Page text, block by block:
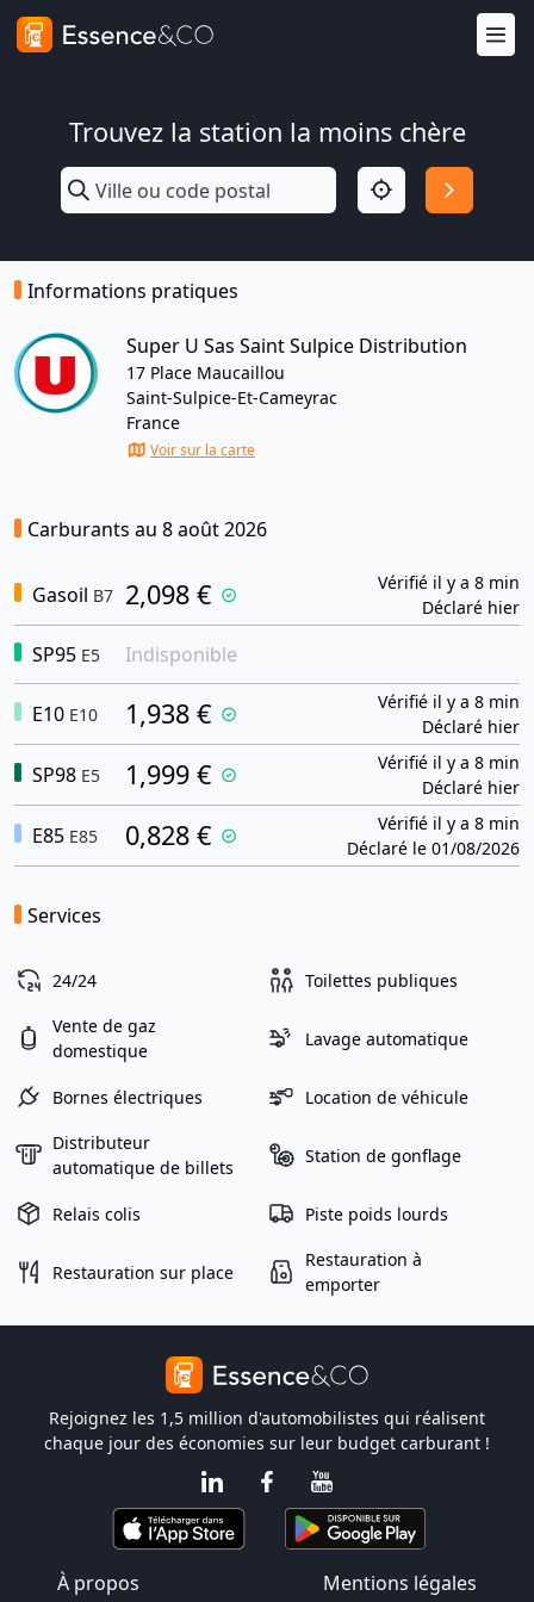
Trouvez la station la moins chère
Informations pratiques
Super U Sas Saint Sulpice Distribution
17 Place Maucaillou
Saint-Sulpice-Et-Cameyrac
France
Voir sur la carte
Carburants au 8 août 2026
Gasoil B7 2,098 €
Vérifié il y a 8 min
Déclaré hier
SP95 E5 Indisponible
E10 E10 1,938 €
Vérifié il y a 8 min
Déclaré hier
SP98 E5 1,999 €
Vérifié il y a 8 min
Déclaré hier
E85 E85 0,828 €
Vérifié il y a 8 min
Déclaré le 01/08/2026
Services
24/24 Toilettes publiques
Vente de gaz
domestique
Lavage automatique
Bornes électriques Location de véhicule
Distributeur
automatique de billets
Station de gonflage
Relais colis Piste poids lourds
Restauration sur place
Restauration à
emporter
Rejoignez les 1,5 million d'automobilistes qui réalisent
chaque jour des économies sur leur budget carburant !
À propos Mentions légales